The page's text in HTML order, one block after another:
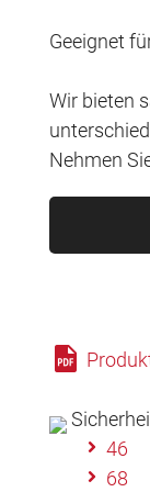
Geeignet
Wir bieten
Nehmen
46
68